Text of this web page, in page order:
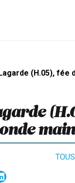
(H.05), fée
main